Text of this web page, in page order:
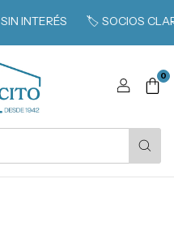
🏷️ SOCIOS CLARÍN 365 Y CLUB
0